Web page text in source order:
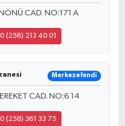
CAD. NO:171 A
0 (258) 213 40 01
Merkezefendi
CAD. NO:6 14
0 (258) 361 33 75